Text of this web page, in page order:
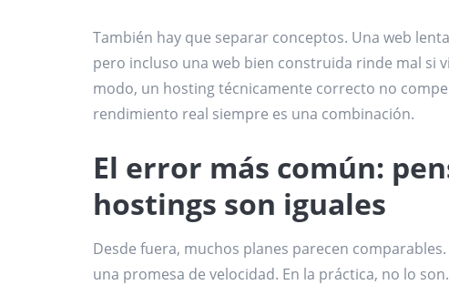
También hay que separar conceptos. Una web
pero incluso una web bien construida rinde mal si
modo, un hosting técnicamente correcto no
rendimiento real siempre es una combinación.
El error más común:
hostings son iguales
Desde fuera, muchos planes parecen
una promesa de velocidad. En la práctica, no lo